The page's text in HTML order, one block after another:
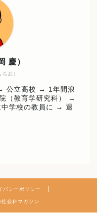
お）
慶）
公立高校 → 1年間浪
（教育学研究科） →
学校の教員に → 退
バシーポリシー
会科マガジン